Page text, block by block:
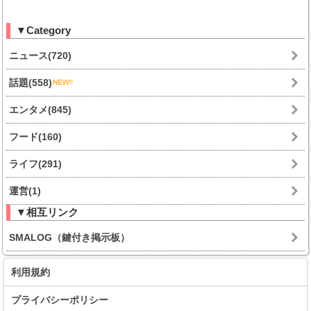
▼Category
ニュース(720)
話題(558)
エンタメ(845)
フード(160)
ライフ(291)
運営(1)
▼相互リンク
SMALOG（鍵付き掲示板）
利用規約
プライバシーポリシー